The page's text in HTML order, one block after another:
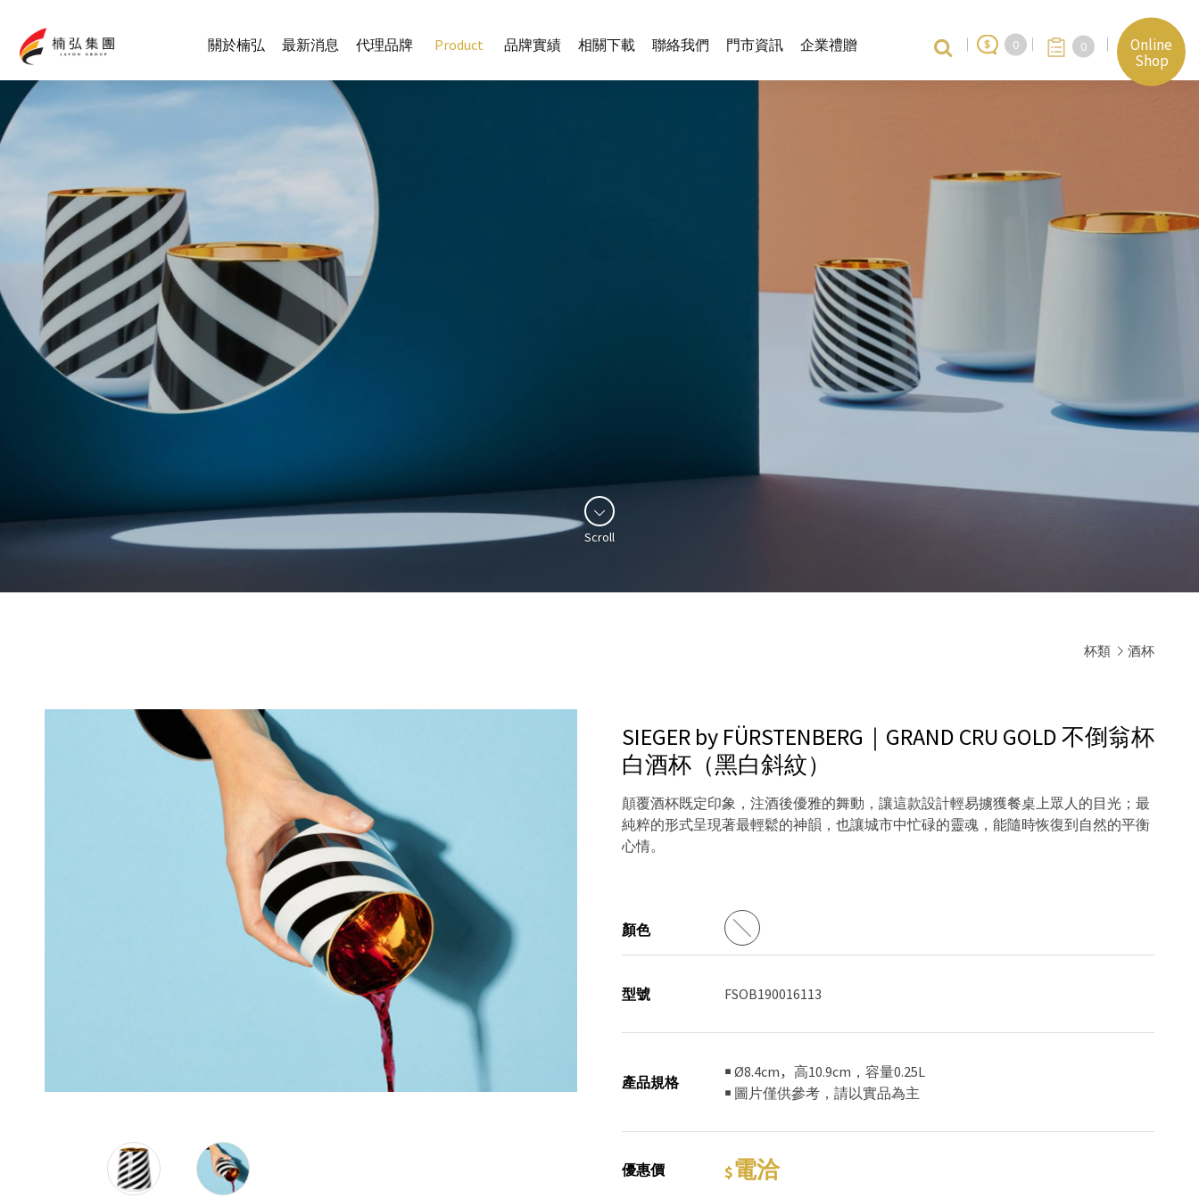
關於楠弘 最新消息 代理品牌 Product 品牌實績 相關下載 聯絡我們 門市資訊 企業禮贈 0 0
Online
Shop
Scroll
杯類 酒杯
SIEGER by FÜRSTENBERG｜GRAND CRU GOLD 不倒翁杯
白酒杯（黑白斜紋）
顛覆酒杯既定印象，注酒後優雅的舞動，讓這款設計輕易擄獲餐桌上眾人的目光； 最
純粹的形式呈現著最輕鬆的神韻，也讓城市中忙碌的靈魂，能隨時恢復到自然的平衡
心情。
顏色
型號 FSOB190016113
產品規格
￭ Ø8.4cm，高10.9cm，容量0.25L
￭ 圖片僅供參考，請以實品為主
優惠價 電洽